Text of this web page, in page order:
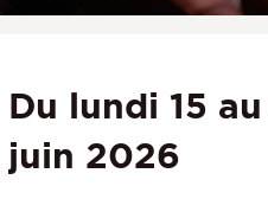
Du lundi 15
juin 2026